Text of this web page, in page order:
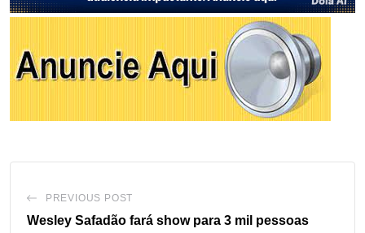
PREVIOUS POST
Wesley Safadão fará show para 3 mil pessoas